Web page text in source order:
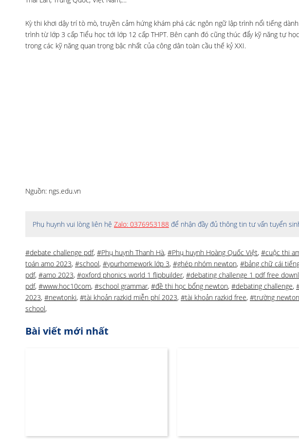
Kỳ thi khơi dậy trí tò mò, truyền cảm hứng khám phá các ngôn ngữ lập trình nổi tiếng
trình từ lớp 3 cấp Tiểu học tới lớp 12 cấp THPT. Bên cạnh đó cũng thúc đẩy kỹ năng tự
trong các kỹ năng quan trọng bậc nhất của công dân toàn cầu thế kỷ XXI.
Nguồn: ngs.edu.vn
Phụ huynh vui lòng liên hệ Zalo: 0376953188 để nhận đầy đủ thông tin tư vấn tuyển
#debate challenge pdf, #Phụ huynh Thanh Hà, #Phụ huynh Hoàng Quốc Việt, #cuộc thi
toán amo 2023, #school, #yourhomework lớp 3, #ghép nhóm newton, #bảng chữ cái
pdf, #amo 2023, #oxford phonics world 1 flipbuilder, #debating challenge 1 pdf free
pdf, #www.hoc10com, #school grammar, #đề thi học bổng newton, #debating challenge,
2023, #newtonki, #tài khoản razkid miễn phí 2023, #tài khoản razkid free, #trường newton
school,
Bài viết mới nhất